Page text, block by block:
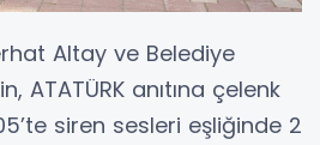
Altay ve Belediye
ATATÜRK anıtına çelenk
siren sesleri eşliğinde 2